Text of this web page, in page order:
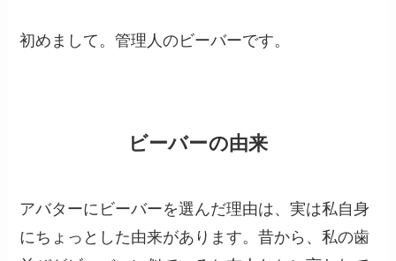
初めまして。管理人のビーバーです。
ビーバーの由来
アバターにビーバーを選んだ理由は、実は私自身
にちょっとした由来があります。昔から、私の歯